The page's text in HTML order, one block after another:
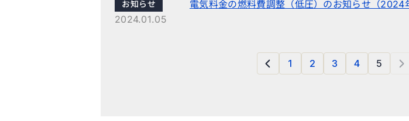
お知らせ
2024.01.05
電気料金の燃料費調整（低圧）のお知らせ（2024
1 2 3 4 5